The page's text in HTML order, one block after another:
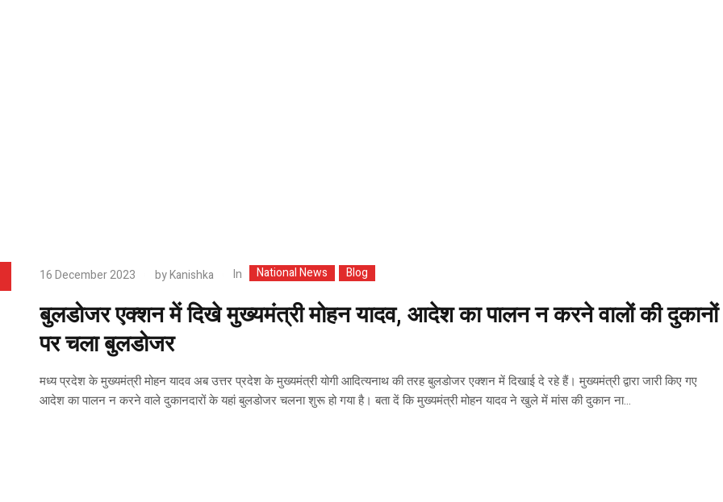
16 December 2023 byKanishka In National News Blog
बुलडोजर एक्शन में दिखे मुख्यमंत्री मोहन यादव, आदेश का पालन न करने वालों की दुकानों
पर चला बुलडोजर
मध्य प्रदेश के मुख्यमंत्री मोहन यादव अब उत्तर प्रदेश के मुख्यमंत्री योगी आदित्यनाथ की तरह बुलडोजर एक्शन में दिखाई दे रहे हैं। मुख्यमंत्री द्वारा जारी किए गए
आदेश का पालन न करने वाले दुकानदारों के यहां बुलडोजर चलना शुरू हो गया है। बता दें कि मुख्यमंत्री मोहन यादव ने खुले में मांस की दुकान ना...